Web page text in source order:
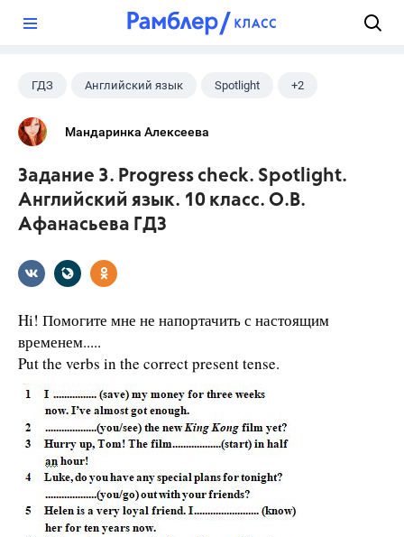
ГДЗ Английский язык Spotlight +2
Афанасьева О. В.
Мандаринка Алексеева
Задание 3. Progress check. Spotlight.
Английский язык. 10 класс. О.В.
Афанасьева ГДЗ
Hi! Помогите мне не напортачить с настоящим
временем.....
Put the verbs in the correct present tense.